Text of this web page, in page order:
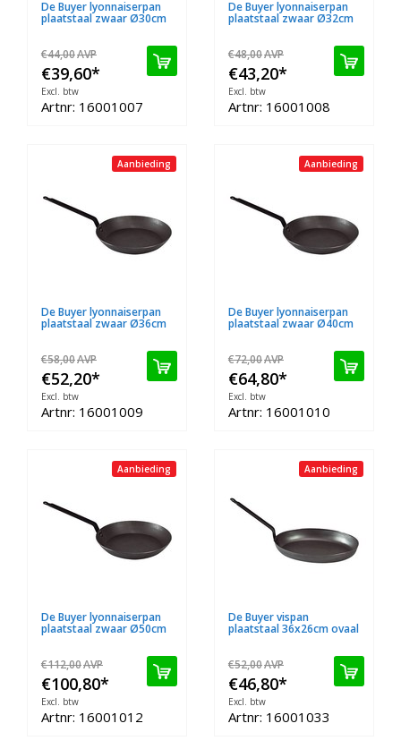
De Buyer lyonnaiserpan
plaatstaal zwaar Ø30cm
€44,00AVP
€39,60*
Excl. btw
Artnr: 16001007
De Buyer lyonnaiserpan
plaatstaal zwaar Ø32cm
€48,00AVP
€43,20*
Excl. btw
Artnr: 16001008
Aanbieding
De Buyer lyonnaiserpan
plaatstaal zwaar Ø36cm
€58,00AVP
€52,20*
Excl. btw
Artnr: 16001009
Aanbieding
De Buyer lyonnaiserpan
plaatstaal zwaar Ø40cm
€72,00AVP
€64,80*
Excl. btw
Artnr: 16001010
Aanbieding
De Buyer lyonnaiserpan
plaatstaal zwaar Ø50cm
€112,00AVP
€100,80*
Excl. btw
Artnr: 16001012
Aanbieding
De Buyer vispan
plaatstaal 36x26cm ovaal
€52,00AVP
€46,80*
Excl. btw
Artnr: 16001033